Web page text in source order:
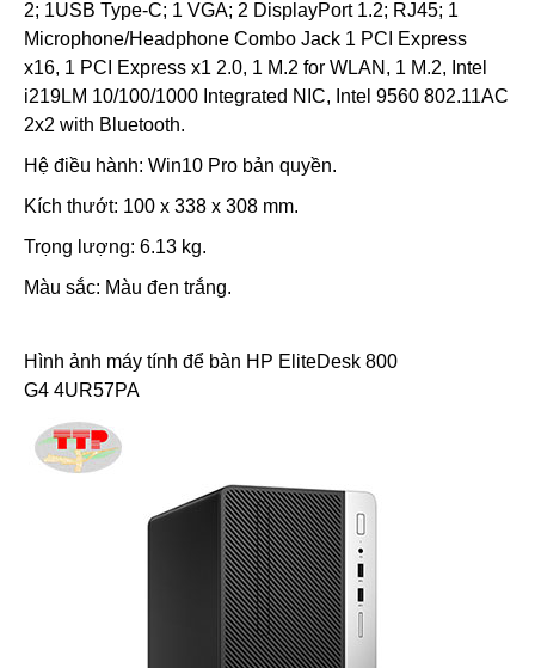
2; 1USB Type-C; 1 VGA; 2 DisplayPort 1.2; RJ45; 1
Microphone/Headphone Combo Jack 1 PCI Express
x16, 1 PCI Express x1 2.0, 1 M.2 for WLAN, 1 M.2, Intel
i219LM 10/100/1000 Integrated NIC, Intel 9560 802.11AC
2x2 with Bluetooth.
Hệ điều hành: Win10 Pro bản quyền.
Kích thướt: 100 x 338 x 308 mm.
Trọng lượng: 6.13 kg.
Màu sắc: Màu đen trắng.
Hình ảnh máy tính để bàn HP EliteDesk 800
G4 4UR57PA